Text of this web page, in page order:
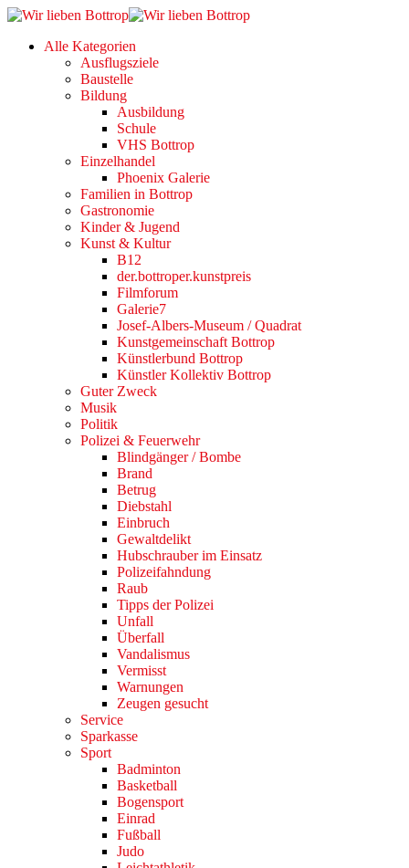
Alle Kategorien
Ausflugsziele
Baustelle
Bildung
Ausbildung
Schule
VHS Bottrop
Einzelhandel
Phoenix Galerie
Familien in Bottrop
Gastronomie
Kinder & Jugend
Kunst & Kultur
B12
der.bottroper.kunstpreis
Filmforum
Galerie7
Josef-Albers-Museum / Quadrat
Kunstgemeinschaft Bottrop
Künstlerbund Bottrop
Künstler Kollektiv Bottrop
Guter Zweck
Musik
Politik
Polizei & Feuerwehr
Blindgänger / Bombe
Brand
Betrug
Diebstahl
Einbruch
Gewaltdelikt
Hubschrauber im Einsatz
Polizeifahndung
Raub
Tipps der Polizei
Unfall
Überfall
Vandalismus
Vermisst
Warnungen
Zeugen gesucht
Service
Sparkasse
Sport
Badminton
Basketball
Bogensport
Einrad
Fußball
Judo